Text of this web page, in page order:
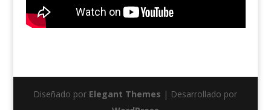
Diseñado por Elegant Themes | Desarrollado por